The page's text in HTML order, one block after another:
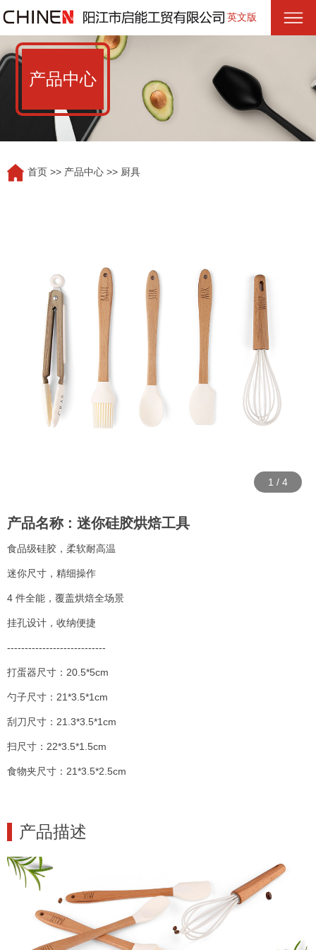
英文版
产品中心
首页 >> 产品中心 >> 厨具
1 / 4
产品名称 : 迷你硅胶烘焙工具
食品级硅胶，柔软耐高温
迷你尺寸，精细操作
4 件全能，覆盖烘焙全场景
挂孔设计，收纳便捷
----------------------------
打蛋器尺寸：20.5*5cm
勺子尺寸：21*3.5*1cm
刮刀尺寸：21.3*3.5*1cm
扫尺寸：22*3.5*1.5cm
食物夹尺寸：21*3.5*2.5cm
产品描述